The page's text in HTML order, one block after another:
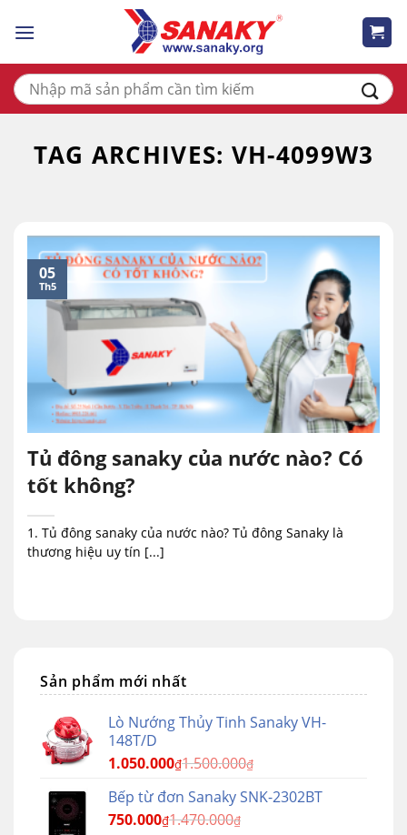
Tìm
kiếm:
TAG ARCHIVES: VH-4099W3
Tủ đông sanaky của nước nào? Có
tốt không?
1. Tủ đông sanaky của nước nào? Tủ đông Sanaky là
thương hiệu uy tín [...]
05
Th5
Sản phẩm mới nhất
Lò Nướng Thủy Tinh Sanaky VH-
148T/D
1.050.000₫1.500.000₫
Bếp từ đơn Sanaky SNK-2302BT
750.000₫1.470.000₫